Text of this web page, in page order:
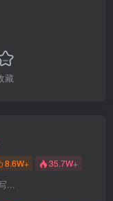
藏
8.6W+ 35.7W+
...